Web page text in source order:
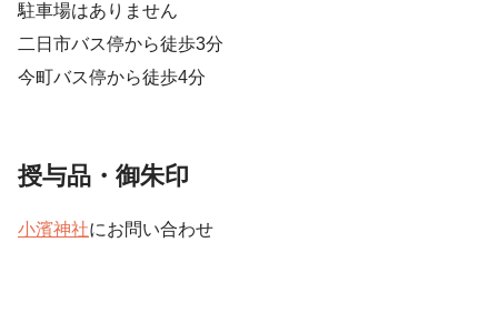
駐車場はありません
二日市バス停から徒歩3分
今町バス停から徒歩4分
授与品・御朱印
小濱神社にお問い合わせ